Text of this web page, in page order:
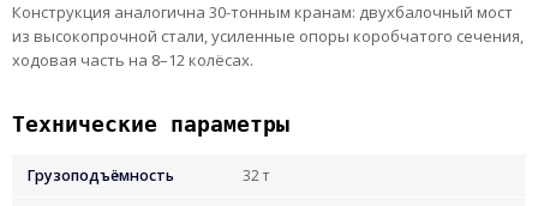
Конструкция аналогична 30-тонным кранам: двухбалочный мост
из высокопрочной стали, усиленные опоры коробчатого сечения,
ходовая часть на 8–12 колёсах.
Технические параметры
Грузоподъёмность 32 т